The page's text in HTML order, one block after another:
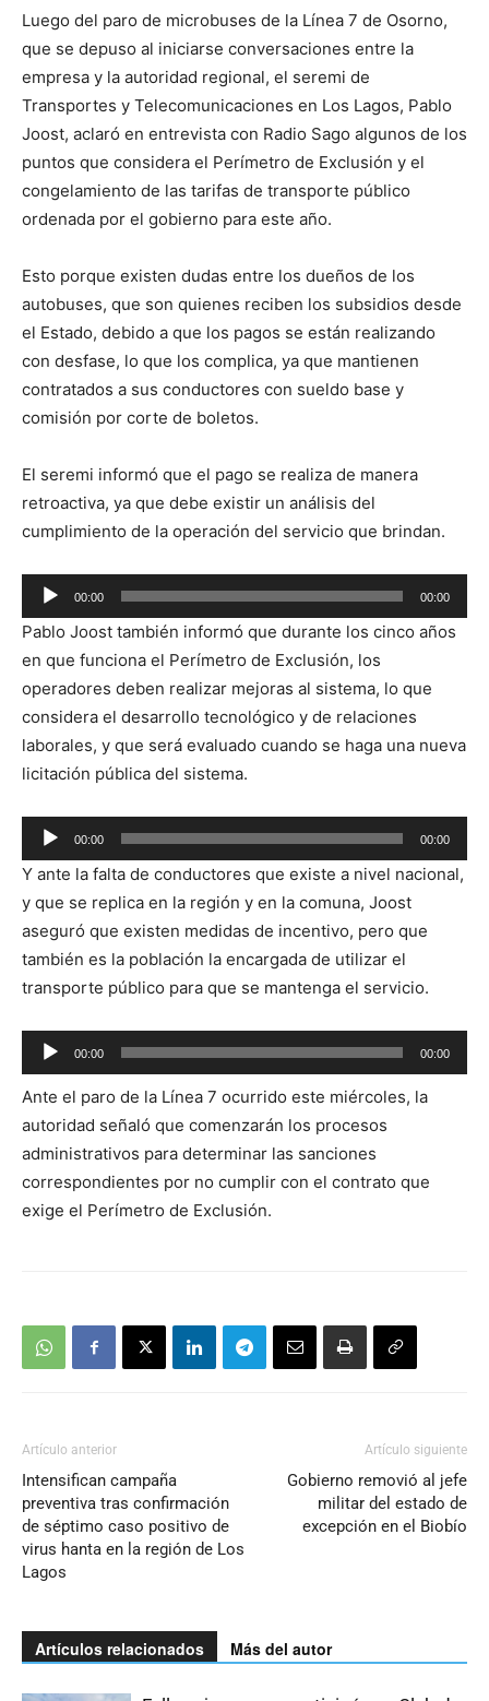
Luego del paro de microbuses de la Línea 7 de Osorno,
que se depuso al iniciarse conversaciones entre la
empresa y la autoridad regional, el seremi de
Transportes y Telecomunicaciones en Los Lagos, Pablo
Joost, aclaró en entrevista con Radio Sago algunos de los
puntos que considera el Perímetro de Exclusión y el
congelamiento de las tarifas de transporte público
ordenada por el gobierno para este año.
Esto porque existen dudas entre los dueños de los
autobuses, que son quienes reciben los subsidios desde
el Estado, debido a que los pagos se están realizando
con desfase, lo que los complica, ya que mantienen
contratados a sus conductores con sueldo base y
comisión por corte de boletos.
El seremi informó que el pago se realiza de manera
retroactiva, ya que debe existir un análisis del
cumplimiento de la operación del servicio que brindan.
Reproductor
de
audio
00:00 00:00
Pablo Joost también informó que durante los cinco años
en que funciona el Perímetro de Exclusión, los
operadores deben realizar mejoras al sistema, lo que
considera el desarrollo tecnológico y de relaciones
laborales, y que será evaluado cuando se haga una nueva
licitación pública del sistema.
Reproductor
de
audio
00:00 00:00
Y ante la falta de conductores que existe a nivel nacional,
y que se replica en la región y en la comuna, Joost
aseguró que existen medidas de incentivo, pero que
también es la población la encargada de utilizar el
transporte público para que se mantenga el servicio.
Reproductor
de
audio
00:00 00:00
Ante el paro de la Línea 7 ocurrido este miércoles, la
autoridad señaló que comenzarán los procesos
administrativos para determinar las sanciones
correspondientes por no cumplir con el contrato que
exige el Perímetro de Exclusión.
Artículo anterior
Intensifican campaña
preventiva tras confirmación
de séptimo caso positivo de
virus hanta en la región de Los
Lagos
Artículo siguiente
Gobierno removió al jefe
militar del estado de
excepción en el Biobío
Artículos relacionados Más del autor